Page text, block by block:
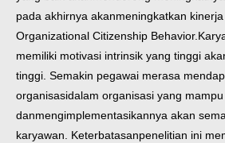
pada akhirnya akanmeningkatkan
Organizational Citizenship Behavior.
memiliki motivasi intrinsik yang tinggi
tinggi. Semakin pegawai merasa
organisasidalam organisasi yang
danmengimplementasikannya akan
karyawan. Keterbatasanpenelitian ini